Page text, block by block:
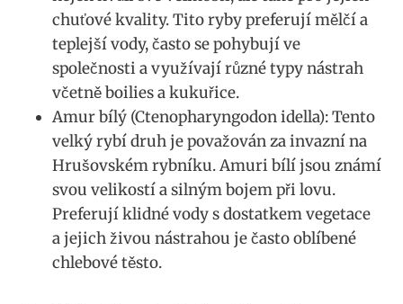
chuťové kvality. Tito ryby preferují mělčí a
teplejší vody, často se pohybují ve
společnosti a využívají různé typy nástrah
včetně boilies a kukuřice.
Amur bílý (Ctenopharyngodon idella): Tento
velký rybí druh je považován za invazní na
Hrušovském rybníku. Amuri bílí jsou známí
svou velikostí a silným bojem při lovu.
Preferují klidné vody s dostatkem vegetace
a jejich živou nástrahou je často oblíbené
chlebové těsto.